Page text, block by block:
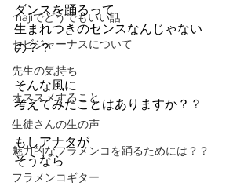
majiでどうでもいい話
セビジャーナスについて
先生の気持ち
オススメすること
生徒さんの生の声
魅力的なフラメンコを踊るためには？？
フラメンコギター
ダンスを踊るって
生まれつきのセンスなんじゃない
の？？
そんな風に
考えてみたことはありますか？？
もしアナタが
そうなら